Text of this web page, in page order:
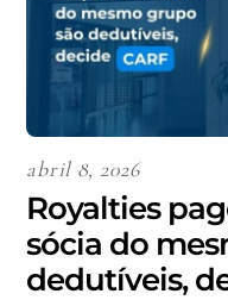
abril 8, 2026
Royalties
sócia do
dedutíveis,